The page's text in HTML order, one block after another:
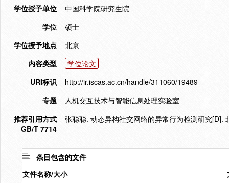
学位授予单位
中国科学院研究生院
学位
硕士
学位授予地点
北京
内容类型
学位论文
URI标识
http://ir.iscas.ac.cn/handle/311060/19489
专题
人机交互技术与智能信息处理实验室
推荐引用方式
GB/T 7714
张聪聪. 动态异构社交网络的异常行为检测研究[D].
条目包含的文件
文件名称/大小